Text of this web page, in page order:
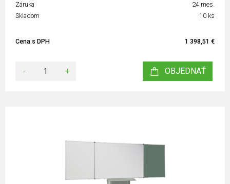
Záruka
24 mes.
Skladom
10 ks
Cena s DPH 1 398,51 €
- + OBJEDNAŤ